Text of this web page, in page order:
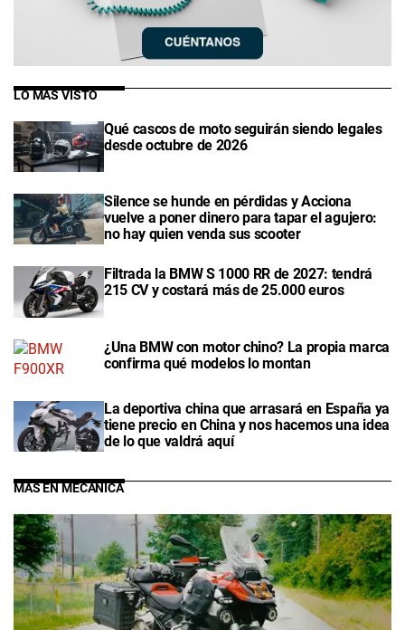
LO MÁS VISTO
Qué cascos de moto seguirán siendo legales
desde octubre de 2026
Silence se hunde en pérdidas y Acciona
vuelve a poner dinero para tapar el agujero:
no hay quien venda sus scooter
Filtrada la BMW S 1000 RR de 2027: tendrá
215 CV y costará más de 25.000 euros
¿Una BMW con motor chino? La propia marca
confirma qué modelos lo montan
La deportiva china que arrasará en España ya
tiene precio en China y nos hacemos una idea
de lo que valdrá aquí
MÁS EN MECÁNICA